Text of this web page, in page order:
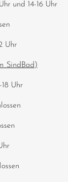
und 14-16 Uhr
SindBad)
Uhr